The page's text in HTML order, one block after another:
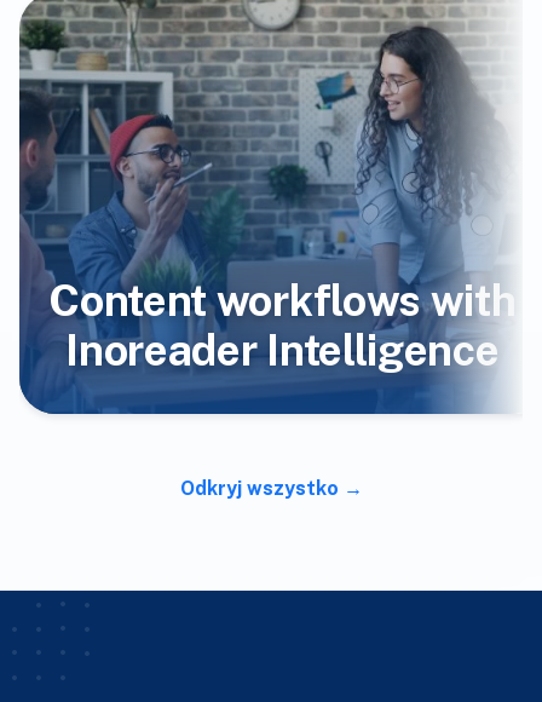
Content workflows with
Inoreader Intelligence
Odkryj wszystko